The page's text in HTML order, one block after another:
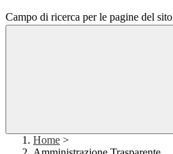
Campo di ricerca per le pagine del sito
Home >